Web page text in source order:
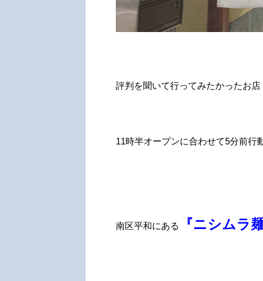
評判を聞いて行ってみたかったお店
11時半オープンに合わせて5分前行
南区平和にある 『ニシムラ麺